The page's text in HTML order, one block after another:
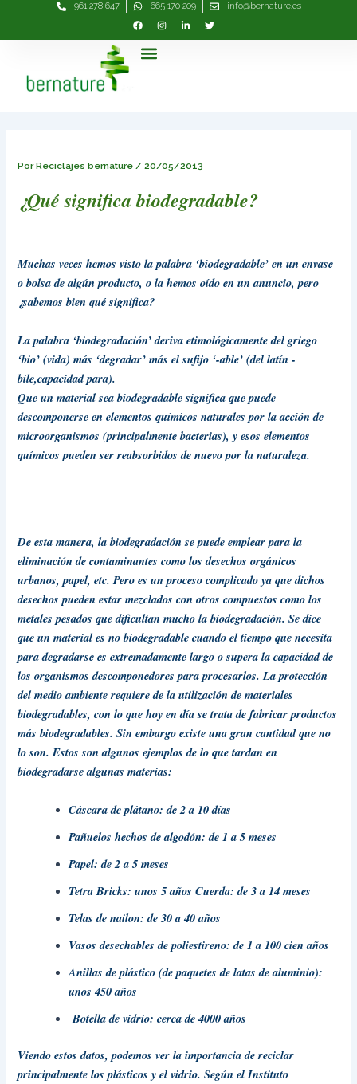
961 278 647 665 170 209 info@bernature.es
Menú
PorReciclajes bernature / 20/05/2013
¿Qué significa biodegradable?
Muchas veces hemos visto la palabra ‘biodegradable’ en un envase
o bolsa de algún producto, o la hemos oído en un anuncio, pero
¿sabemos bien qué significa?
La palabra ‘biodegradación’ deriva etimológicamente del griego
‘bio’ (vida) más ‘degradar’ más el sufijo ‘-able’ (del latín -
bile,capacidad para).
Que un material seabiodegradable significa que puede
descomponerse en elementos químicos naturales por la acción de
microorganismos (principalmente bacterias), y esos elementos
químicos pueden ser reabsorbidos de nuevo por la naturaleza.
De esta manera, la biodegradación se puede emplear para la
eliminación de contaminantes como los desechos orgánicos
urbanos, papel, etc. Pero es un proceso complicado ya que dichos
desechos pueden estar mezclados con otros compuestos como los
metales pesados que dificultan mucho la biodegradación.Se dice
queun material es no biodegradable cuando el tiempo que necesita
para degradarse es extremadamente largo o supera la capacidad de
los organismos descomponedores para procesarlos. La protección
del medio ambiente requiere de la utilización de materiales
biodegradables, con lo que hoy en día se trata de fabricar productos
más biodegradables. Sin embargo existe una gran cantidad que no
lo son.Estos son algunos ejemplos de lo que tardan en
biodegradarse algunas materias:
Cáscara de plátano: de 2 a 10 días
Pañuelos hechos de algodón: de 1 a 5 meses
Papel: de 2 a 5 meses
Tetra Bricks: unos 5 años Cuerda: de 3 a 14 meses
Telas de nailon: de 30 a 40 años
Vasos desechables de poliestireno: de 1 a 100 cien años
Anillas de plástico (de paquetes de latas de aluminio):
unos 450 años
Botella de vidrio: cerca de 4000 años
Viendo estos datos, podemos ver la importancia de reciclar
principalmente los plásticos y el vidrio. Según el Instituto
Navegación